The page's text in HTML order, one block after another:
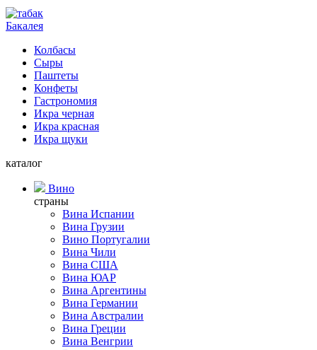
Бакалея
Колбасы
Сыры
Паштеты
Конфеты
Гастрономия
Икра черная
Икра красная
Икра щуки
каталог
Вино
страны
Вина Испании
Вина Грузии
Вино Португалии
Вина Чили
Вина США
Вина ЮАР
Вина Аргентины
Вина Германии
Вина Австралии
Вина Греции
Вина Венгрии